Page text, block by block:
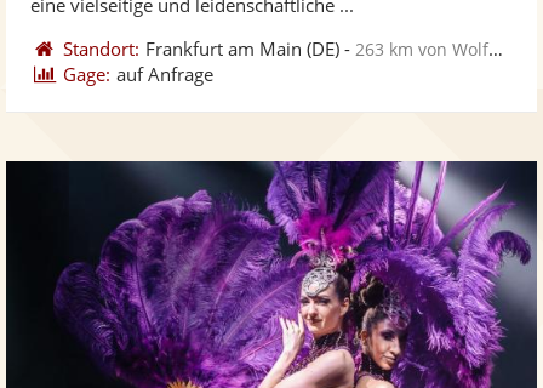
Standort: Frankfurt am Main (DE) - 263 km von Wolfenbüttel
Gage: auf Anfrage